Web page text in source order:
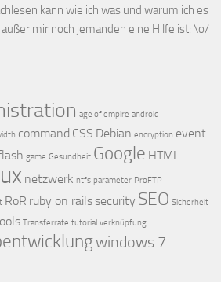
kann wie ich was und warum ich es
mir noch jemanden eine Hilfe ist: \o/
age of empire android
command CSS Debian encryption event
game Gesundheit Google HTML
netzwerk ntfs parameter ProFTP
RoR ruby on railssecurity SEO Sicherheit
Transferrate tutorial verknüpfung
windows 7